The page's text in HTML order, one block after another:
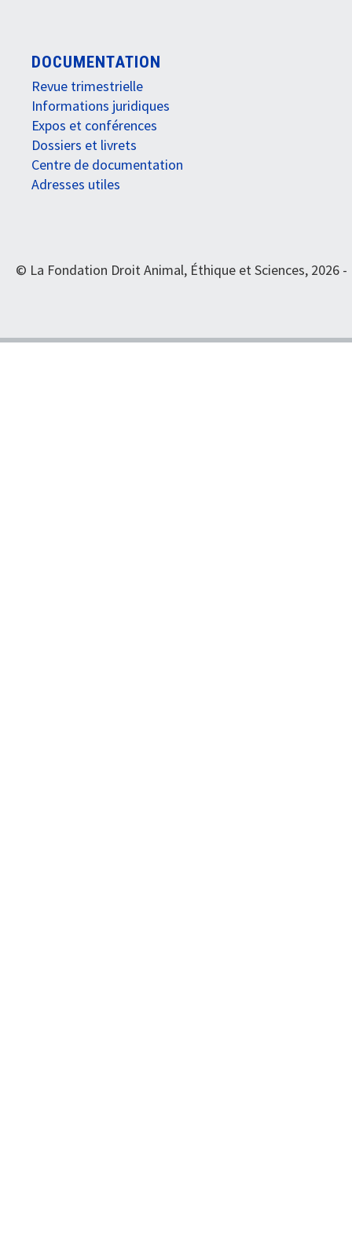
DOCUMENTATION
Revue trimestrielle
Informations juridiques
Expos et conférences
Dossiers et livrets
Centre de documentation
Adresses utiles
© La Fondation Droit Animal, Éthique et Sciences, 2026 -